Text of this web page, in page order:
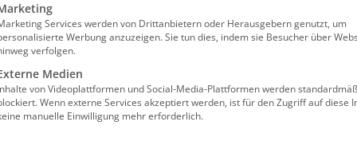
einen Sachverhalt nach der Gesetzeslage
V a.F.), die heute nicht mehr gelten.
des Bundesverband
dass dieses Urteil nicht auf die aktuelle
der Kosten‘ vorsieht und damit eine deutlich
Services werden von Drittanbietern oder Herausgebern genutzt, um
Werbung anzuzeigen. Sie tun dies, indem sie Besucher über
verfolgen.
Medien
von Videoplattformen und Social-Media-Plattformen werden
Wenn externe Services akzeptiert werden, ist für den Zugriff auf diese
manuelle Einwilligung mehr erforderlich.